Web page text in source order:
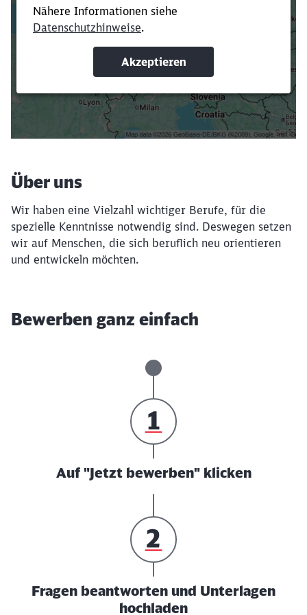
Verkürze die Ladezeit, indem du Suchbegriffe
oder Filter hinzufügst.
Suchbegriffe eingeben
Filter setzen
Über uns
Wir haben eine Vielzahl wichtiger Berufe, für die
spezielle Kenntnisse notwendig sind. Deswegen setzen
wir auf Menschen, die sich beruflich neu orientieren
und entwickeln möchten.
Bewerben ganz einfach
Auf "Jetzt bewerben" klicken
Fragen beantworten und Unterlagen
hochladen